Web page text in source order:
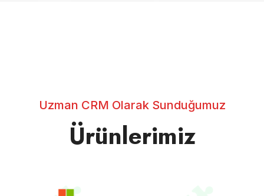
Uzman CRM Olarak Sunduğumuz
Ürünlerimiz